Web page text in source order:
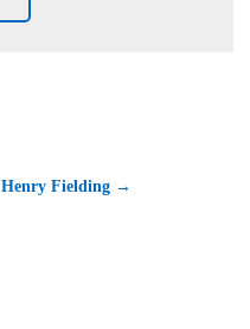
Henry Fielding →